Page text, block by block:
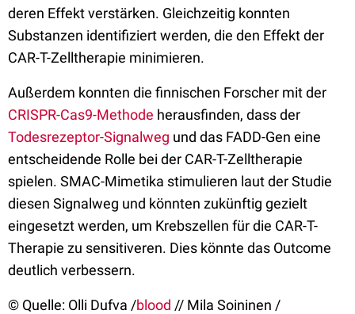
deren Effekt verstärken. Gleichzeitig konnten
Substanzen identifiziert werden, die den Effekt der
CAR-T-Zelltherapie minimieren.
Außerdem konnten die finnischen Forscher mit der
CRISPR-Cas9-Methode herausfinden, dass der
Todesrezeptor-Signalweg und das FADD-Gen eine
entscheidende Rolle bei der CAR-T-Zelltherapie
spielen. SMAC-Mimetika stimulieren laut der Studie
diesen Signalweg und könnten zukünftig gezielt
eingesetzt werden, um Krebszellen für die CAR-T-
Therapie zu sensitiveren. Dies könnte das Outcome
deutlich verbessern.
© Quelle: Olli Dufva /blood // Mila Soininen /